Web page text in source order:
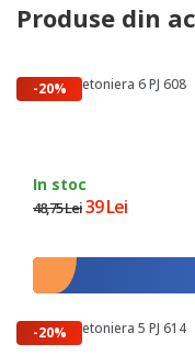
Produse din
-20%
Curea Betoniera 6 PJ 608
In stoc
48,75 Lei39 Lei
-20%
Curea Betoniera 5 PJ 614